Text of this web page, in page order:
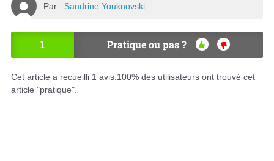
Par : Sandrine Youknovski
1 Pratique ou pas ?
OU
NO
N
Cet article a recueilli 1 avis. 100% des utilisateurs ont trouvé cet
article "pratique".